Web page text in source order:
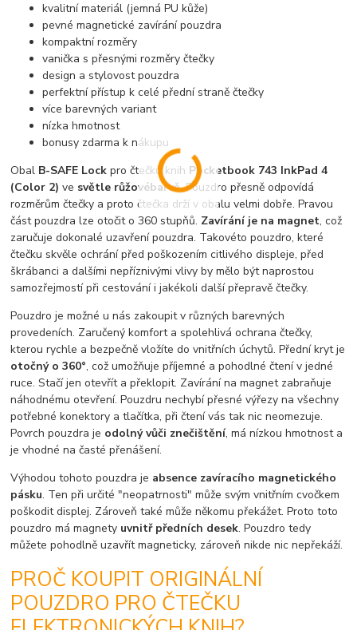
kvalitní materiál (jemná PU kůže)
pevné magnetické zavírání pouzdra
kompaktní rozměry
vanička s přesnými rozměry čtečky
design a stylovost pouzdra
perfektní přístup k celé přední straně čtečky
více barevných variant
nízka hmotnost
bonusy zdarma k nákupu
Obal B-SAFE Lockpro čtečku knih Pocketbook 743 InkPad 4
(Color 2)ve světle růžovébarvě. Pouzdro přesně odpovídá
rozměrům čtečky a proto čtečka drží v obalu velmi dobře. Pravou
část pouzdra lze otočit o 360 stupňů. Zavírání je na magnet, což
zaručuje dokonalé uzavření pouzdra. Takovéto pouzdro, které
čtečku skvěle ochrání před poškozením citlivého displeje, před
škrábanci a dalšími nepříznivými vlivy by mělo být naprostou
samozřejmostí při cestování i jakékoli další přepravě čtečky.
Pouzdro je možné u nás zakoupit v různých barevných
provedeních. Zaručený komfort a spolehlivá ochrana čtečky,
kterou rychle a bezpečně vložíte do vnitřních úchytů. Přední kryt je
otočný o 360°, což umožňuje příjemné a pohodlné čtení v jedné
ruce. Stačí jen otevřít a překlopit. Zavírání na magnet zabraňuje
náhodnému otevření. Pouzdru nechybí přesné výřezy na všechny
potřebné konektory a tlačítka, při čtení vás tak nic neomezuje.
Povrch pouzdra je odolný vůči znečištění, má nízkou hmotnost a
je vhodné na časté přenášení.
Výhodou tohoto pouzdra je absence zavíracího magnetického
pásku. Ten při určité "neopatrnosti" může svým vnitřním cvočkem
poškodit displej. Zároveň také může někomu překážet. Proto toto
pouzdro má magnety uvnitř předních desek. Pouzdro tedy
můžete pohodlně uzavřít magneticky, zároveň nikde nic nepřekáží.
PROČ KOUPIT ORIGINÁLNÍ
POUZDRO PRO ČTEČKU